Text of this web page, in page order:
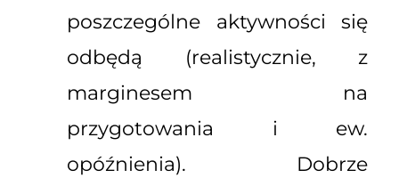
poszczególne aktywności się
odbędą (realistycznie, z
marginesem na
przygotowania i ew.
opóźnienia). Dobrze